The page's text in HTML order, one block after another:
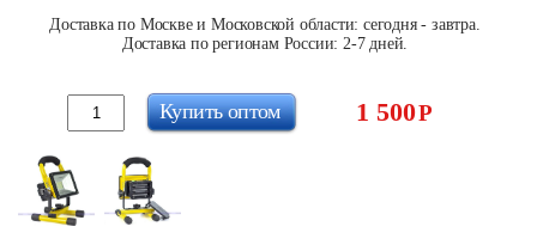
Доставка по Москве и Московской области: сегодня - завтра.
Доставка по регионам России: 2-7 дней.
1 500Р
Купить оптом